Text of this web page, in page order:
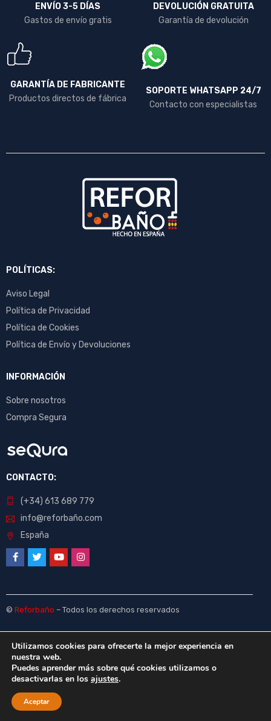
ENVÍO 3-5 DÍAS
Gastos de envío gratis
DEVOLUCIÓN GRATUITA
Garantía de devolución
GARANTÍA DE FABRICANTE
Productos directos de fábrica
SOPORTE WHATSAPP 24/7
Contacto con especialistas
POLÍTICAS:
Aviso Legal
Política de Privacidad
Política de Cookies
Política de Envío y Devoluciones
INFORMACIÓN
Sobre nosotros
Compra Segura
CONTACTO:
(+34) 613 689 779
info@reforbaño.com
España
© Reforbaño – Todos los derechos reservados
Utilizamos cookies para ofrecerte la mejor experiencia en
nuestra web.
Puedes aprender más sobre qué cookies utilizamos o
desactivarlas en los ajustes.
Aceptar